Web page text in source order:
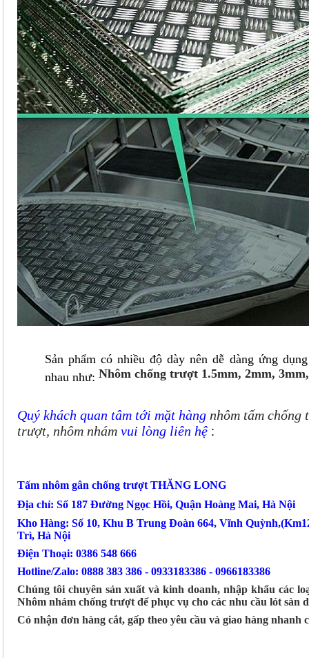
Sản phẩm có nhiều độ dày nên dễ dàng ứng
nhau như: Nhôm chống trượt 1.5mm, 2mm,
Quý khách quan tâm tới mặt hàng nhôm tấm chống
trượt, nhôm nhám vui lòng liên hệ :
Tấm nhôm gân chống trượt THĂNG LONG
Địa chỉ: Số 187 Đường Ngọc Hồi, Quận Hoàng Mai, Hà Nội
Kho Hàng: Số 10, Khu B Trung Đoàn 664, Vĩnh
Trì, Hà Nội
Điện Thoại: 0386 548 666
Hotline/Zalo: 0888 383 386 - 0933183386 - 0966183386
Chúng tôi chuyên sản xuất và kinh doanh, nhập khẩu các
Nhôm nhám chống trượt để phục vụ cho các nhu cầu lót sàn
Có nhận đơn hàng cắt, gấp theo yêu cầu và giao hàng nhanh